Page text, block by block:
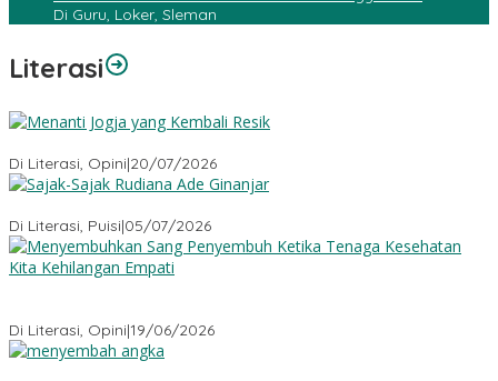
Di Guru, Loker, Sleman
Literasi
Di Literasi, Opini|20/07/2026
Di Literasi, Puisi|05/07/2026
Di Literasi, Opini|19/06/2026